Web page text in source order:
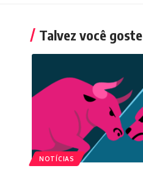
Talvez você goste
NOTÍCIAS